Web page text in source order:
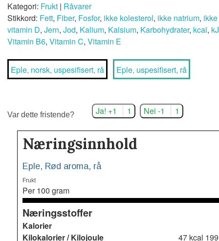
Kategori: Frukt | Råvarer
Stikkord: Fett, Fiber, Fosfor, ikke kolesterol, ikke natrium,
vitamin D, Jern, Jod, Kalium, Kalsium, Karbohydrater, kcal, kJ
Vitamin B6, Vitamin C, Vitamin E
Eple, norsk, uspesifisert, rå Eple, uspesifisert, rå
Var dette fristende? Ja! +1 1 Nei -1 1
Næringsinnhold
Eple, Rød aroma, rå
Frukt
Per 100 gram
Næringsstoffer
Kalorier
Kilokalorier / Kilojoule
47 kcal